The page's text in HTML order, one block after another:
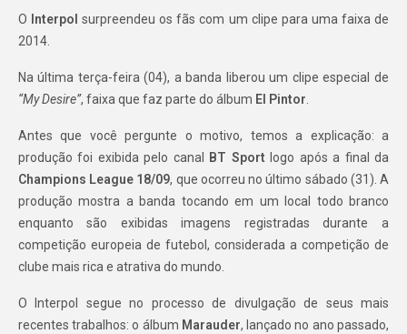
O Interpol surpreendeu os fãs com um clipe para uma faixa de
2014.
Na última terça-feira (04), a banda liberou um clipe especial de
“My Desire”, faixa que faz parte do álbum El Pintor.
Antes que você pergunte o motivo, temos a explicação: a
produção foi exibida pelo canal
BT Sportlogo após a final da
Champions League 18/09, que ocorreu no último sábado (31). A
produção mostra a banda tocando em um local todo branco
enquanto são exibidas imagens registradas durante a
competição europeia de futebol, considerada a competição de
clube mais rica e atrativa do mundo.
O Interpol segue no processo de divulgação de seus mais
recentes trabalhos: o álbum Marauder, lançado no ano passado,